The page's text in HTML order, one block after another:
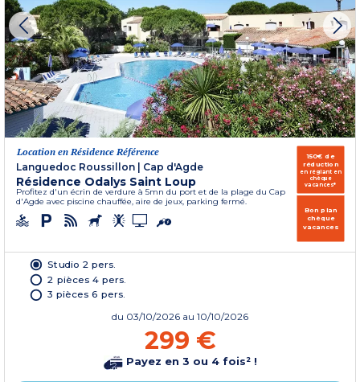
Location en Résidence Référence
Languedoc Roussillon | Cap d'Agde
Résidence Odalys Saint Loup
Profitez d'un écrin de verdure à 5mn du port et de la plage du Cap
d'Agde avec piscine chauffée, aire de jeux, parking fermé.
150€ de
réduction
en réglant en
chèque
vacances*
Bon plan
chèque
vacances
Studio 2 pers.
2 pièces 4 pers.
3 pièces 6 pers.
du 03/10/2026 au 10/10/2026
299 €
Payez en 3 ou 4 fois² !